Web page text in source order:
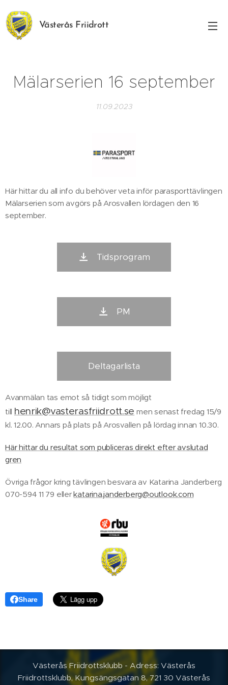
Västerås Friidrott
Mälarserien 16 september
11.09.2023
Här hittar du all info du behöver veta inför parasporttävlingen
Mälarserien som avgörs på Arosvallen lördagen den 16
september.
Tidsprogram
PM
Deltagarlista
Avanmälan tas emot så tidigt som möjligt
till henrik@vasterasfriidrott.se men senast fredag 15/9
kl. 12.00. Annars på plats på Arosvallen på lördag innan 10.30.
Här hittar du resultat som publiceras direkt efter avslutad
gren
Övriga frågor kring tävlingen besvara av Katarina Janderberg
070-594 11 79 ellerkatarina.janderberg@outlook.com
Share
Västerås Friidrottsklubb - Adress: Västerås
Friidrottsklubb, Kungsängsgatan 8, 721 30 Västerås